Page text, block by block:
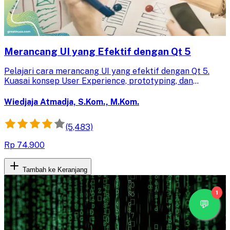
Merancang UI yang Efektif dengan Qt 5
Pelajari cara merancang UI yang efektif dengan Qt 5.
Kuasai konsep User Experience, prototyping, dan
meningkatkan pengalaman pengguna.
Wiedjaja Atmadja, S.Kom., M.Kom.
(5,483)
Rp 74.900
Tambah ke Keranjang
1